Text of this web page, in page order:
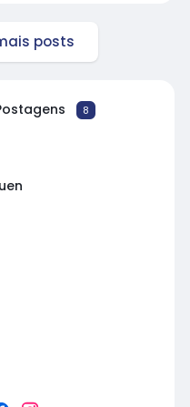
posts
8